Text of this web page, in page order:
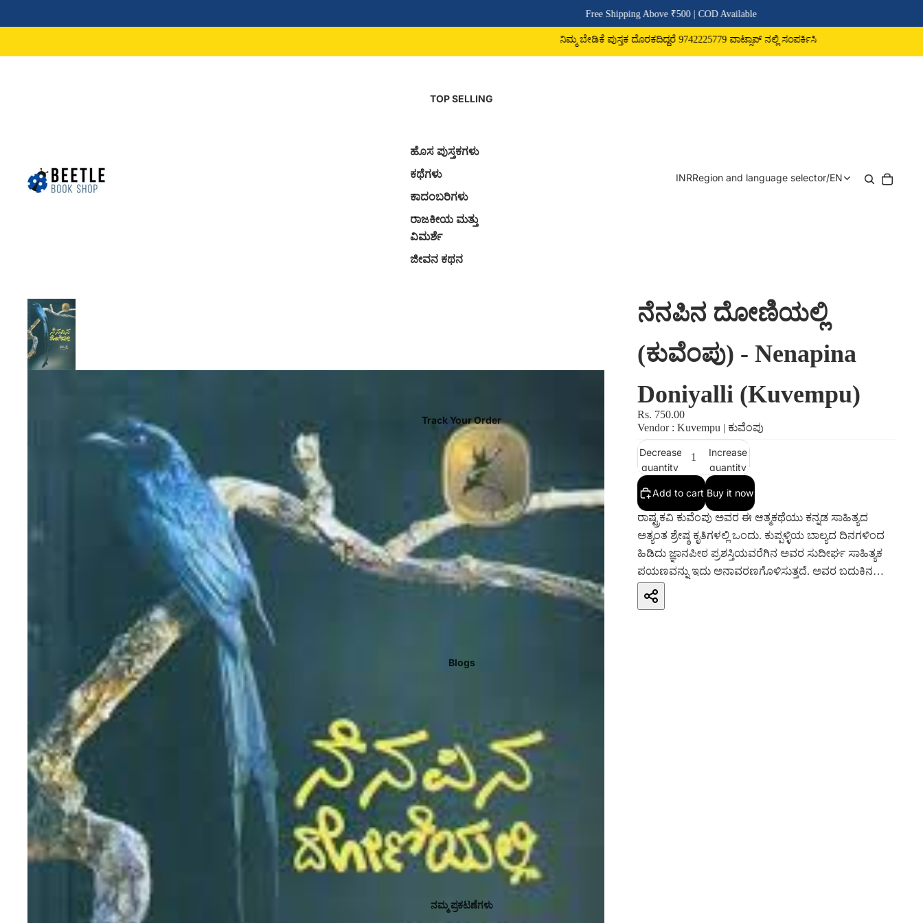
Free Shipping Above ₹500 | COD Available
ನಿಮ್ಮ ಬೇಡಿಕೆ ಪುಸ್ತಕ ದೊರಕದಿದ್ದರೆ 9742225779 ವಾಟ್ಸಾಪ್ ನಲ್ಲಿ ಸಂಪರ್ಕಿಸಿ
TOP SELLING
ಹೊಸ ಪುಸ್ತಕಗಳು
ಕಥೆಗಳು
ಕಾದಂಬರಿಗಳು
ರಾಜಕೀಯ ಮತ್ತು
ವಿಮರ್ಶೆ
ಜೀವನ ಕಥನ
Track Your Order
Blogs
ನಮ್ಮ ಪ್ರಕಟಣೆಗಳು
INRRegion and language selector/EN
ನೆನಪಿನ ದೋಣಿಯಲ್ಲಿ
(ಕುವೆಂಪು) - Nenapina
Doniyalli (Kuvempu)
Rs. 750.00
Vendor : Kuvempu | ಕುವೆಂಪು
Decrease
quantity
Increase
quantity
Add to cart Buy it now
ರಾಷ್ಟ್ರಕವಿ ಕುವೆಂಪು ಅವರ ಈ ಆತ್ಮಕಥೆಯು ಕನ್ನಡ ಸಾಹಿತ್ಯದ
ಅತ್ಯಂತ ಶ್ರೇಷ್ಠ ಕೃತಿಗಳಲ್ಲಿ ಒಂದು. ಕುಪ್ಪಳ್ಳಿಯ ಬಾಲ್ಯದ ದಿನಗಳಿಂದ
ಹಿಡಿದು ಜ್ಞಾನಪೀಠ ಪ್ರಶಸ್ತಿಯವರೆಗಿನ ಅವರ ಸುದೀರ್ಘ ಸಾಹಿತ್ಯಕ
ಪಯಣವನ್ನು ಇದು ಅನಾವರಣಗೊಳಿಸುತ್ತದೆ. ಅವರ ಬದುಕಿನ
ಏರಿಳಿತಗಳು ಮತ್ತು ಸಾಂಸ್ಕೃತಿಕ ಇತಿಹಾಸವನ್ನು ತಿಳಿಯಲು
ಇದೊಂದು ಅದ್ಭುತ ಕೃತಿ.